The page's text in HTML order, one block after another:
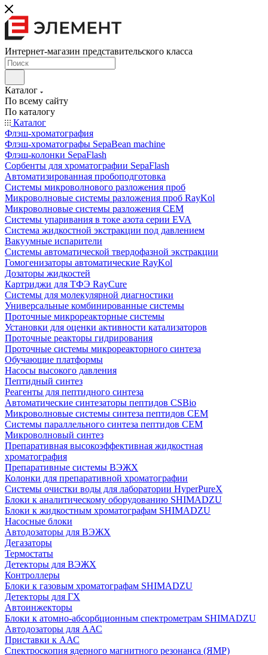
Интернет-магазин представительского класса
Каталог
По всему сайту
По каталогу
Каталог
Флэш-хроматография
Флэш-хроматографы SepaBean machine
Флэш-колонки SepaFlash
Сорбенты для хроматографии SepaFlash
Автоматизированная пробоподготовка
Системы микроволнового разложения проб
Микроволновые системы разложения проб RayKol
Микроволновые системы разложения CEM
Системы упаривания в токе азота серии EVA
Система жидкостной экстракции под давлением
Вакуумные испарители
Системы автоматической твердофазной экстракции
Гомогенизаторы автоматические RayKol
Дозаторы жидкостей
Картриджи для ТФЭ RayCure
Системы для молекулярной диагностики
Универсальные комбинированные системы
Проточные микрореакторные системы
Установки для оценки активности катализаторов
Проточные реакторы гидрирования
Проточные системы микрореакторного синтеза
Обучающие платформы
Насосы высокого давления
Пептидный синтез
Реагенты для пептидного синтеза
Автоматические синтезаторы пептидов CSBio
Микроволновые системы синтеза пептидов CEM
Системы параллельного синтеза пептидов CEM
Микроволновый синтез
Препаративная высокоэффективная жидкостная
хроматография
Препаративные системы ВЭЖХ
Колонки для препаративной хроматографии
Системы очистки воды для лаборатории HyperPureX
Блоки к аналитическому оборудованию SHIMADZU
Блоки к жидкостным хроматографам SHIMADZU
Насосные блоки
Автодозаторы для ВЭЖХ
Дегазаторы
Термостаты
Детекторы для ВЭЖХ
Контроллеры
Блоки к газовым хроматографам SHIMADZU
Детекторы для ГХ
Автоинжекторы
Блоки к атомно-абсорбционным спектрометрам SHIMADZU
Автодозаторы для ААС
Приставки к ААС
Спектроскопия ядерного магнитного резонанса (ЯМР)